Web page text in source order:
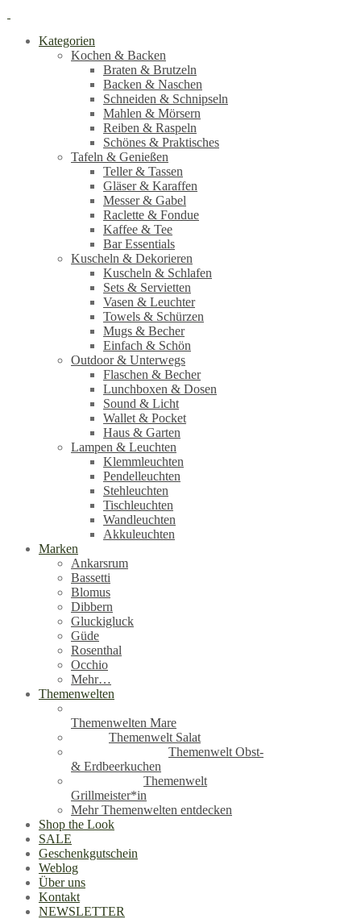
Kategorien
Kochen & Backen
Braten & Brutzeln
Backen & Naschen
Schneiden & Schnipseln
Mahlen & Mörsern
Reiben & Raspeln
Schönes & Praktisches
Tafeln & Genießen
Teller & Tassen
Gläser & Karaffen
Messer & Gabel
Raclette & Fondue
Kaffee & Tee
Bar Essentials
Kuscheln & Dekorieren
Kuscheln & Schlafen
Sets & Servietten
Vasen & Leuchter
Towels & Schürzen
Mugs & Becher
Einfach & Schön
Outdoor & Unterwegs
Flaschen & Becher
Lunchboxen & Dosen
Sound & Licht
Wallet & Pocket
Haus & Garten
Lampen & Leuchten
Klemmleuchten
Pendelleuchten
Stehleuchten
Tischleuchten
Wandleuchten
Akkuleuchten
Marken
Ankarsrum
Bassetti
Blomus
Dibbern
Gluckigluck
Güde
Rosenthal
Occhio
Mehr…
Themenwelten
Themenwelten Mare
Themenwelt Salat
Themenwelt Obst-
& Erdbeerkuchen
Themenwelt
Grillmeister*in
Mehr Themenwelten entdecken
Shop the Look
SALE
Geschenkgutschein
Weblog
Über uns
Kontakt
NEWSLETTER